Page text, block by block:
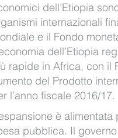
dell’Etiopia
internazionali
e il Fondo
dell’Etiopia
rapide in Africa, con il
del Prodotto
l’anno fiscale 2016/17.
è
pubblica. Il